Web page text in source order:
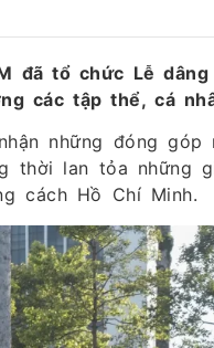
đã tổ chức Lễ
các tập thể, cá
những đóng góp
thời lan tỏa những
cách Hồ Chí Minh.